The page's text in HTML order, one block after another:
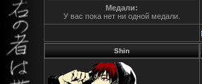
Медали:
У вас пока нет ни одной медали.
Shin